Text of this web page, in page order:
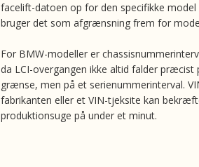
facelift-datoen op for den specifikke
bruger det som afgrænsning frem for
For BMW-modeller er
da LCI-overgangen ikke altid falder præcist
grænse, men på et serienummerinterval.
fabrikanten eller et VIN-tjeksite kan
produktionsuge på under et minut.